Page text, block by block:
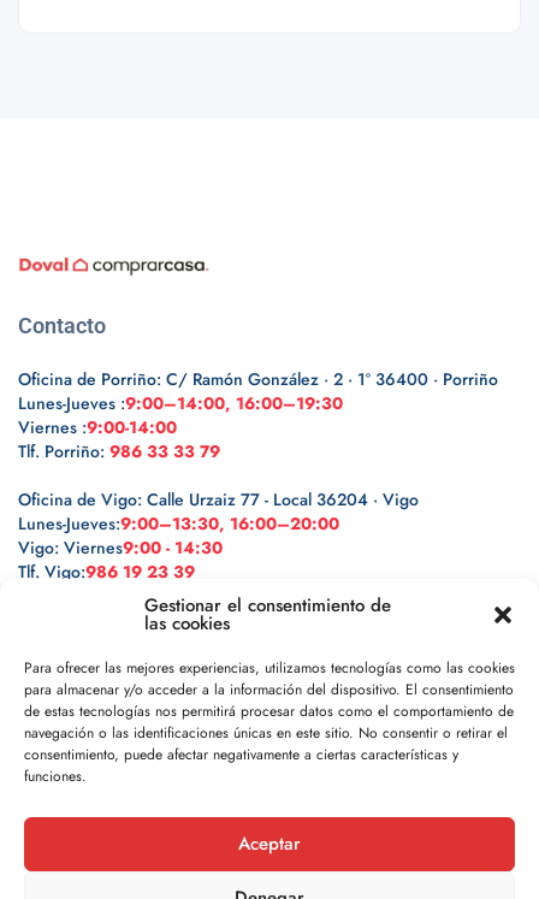
Gestionar el consentimiento de
las cookies
Para ofrecer las mejores experiencias, utilizamos tecnologías como las cookies
para almacenar y/o acceder a la información del dispositivo. El consentimiento
de estas tecnologías nos permitirá procesar datos como el comportamiento de
navegación o las identificaciones únicas en este sitio. No consentir o retirar el
consentimiento, puede afectar negativamente a ciertas características y
funciones.
Aceptar
Contacto
Oficina de Porriño: C/ Ramón González · 2 · 1º 36400 · Porriño
Lunes-Jueves :9:00–14:00, 16:00–19:30
Viernes :9:00-14:00
Tlf. Porriño: 986 33 33 79
Oficina de Vigo: Calle Urzaiz 77 - Local 36204 · Vigo
Lunes-Jueves:9:00–13:30, 16:00–20:00
Vigo: Viernes9:00 - 14:30
Tlf. Vigo:986 19 23 39
Legal
Política de privacidad